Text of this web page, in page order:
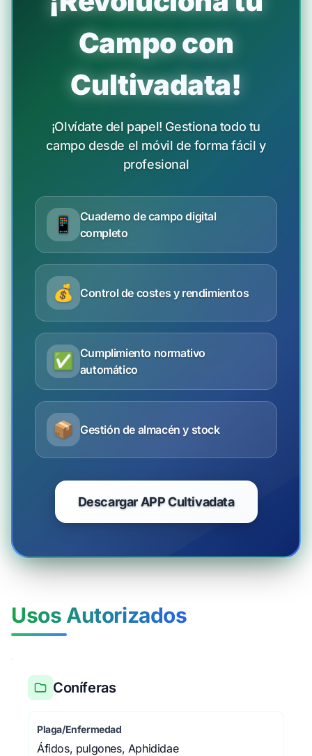
Campo con
Cultivadata!
¡Olvídate del papel! Gestiona todo tu
campo desde el móvil de forma fácil y
profesional
📱
Cuaderno de campo digital
completo
💰 Control de costes y rendimientos
✅
Cumplimiento normativo
automático
📦 Gestión de almacén y stock
Descargar APP Cultivadata
Usos Autorizados
Coníferas
Plaga/Enfermedad
Áfidos, pulgones, Aphididae